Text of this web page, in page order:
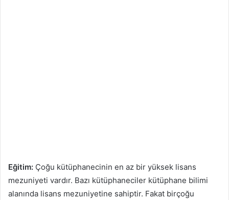
Eğitim: Çoğu kütüphanecinin en az bir yüksek lisans
mezuniyeti vardır. Bazı kütüphaneciler kütüphane bilimi
alanında lisans mezuniyetine sahiptir. Fakat birçoğu